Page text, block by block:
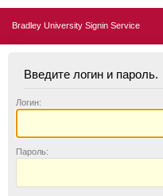
Bradley University Signin Service
Введите логин и пароль.
Логин:
Пароль: